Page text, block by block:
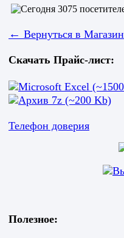
← Вернуться в Магазин
Скачать Прайс-лист:
Телефон доверия
Полезное: